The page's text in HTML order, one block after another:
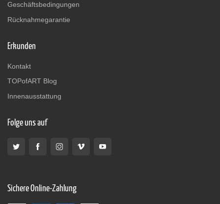
Geschäftsbedingungen
Rücknahmegarantie
Erkunden
Kontakt
TOPofART Blog
Innenausstattung
Folge uns auf
Sichere Online-Zahlung